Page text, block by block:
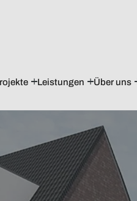
Leistungen Über uns